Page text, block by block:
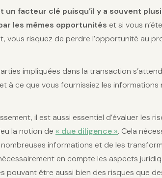
un facteur clé puisqu’il y a souvent
les mêmes opportunités et si vous
vous risquez de perdre l’opportunité au
impliquées dans la transaction
à ce que vous fournissiez les informations
il est aussi essentiel d’évaluer les
la notion de « due diligence ». Cela
informations et de les
en compte les aspects
pouvant être aussi bien des risques que